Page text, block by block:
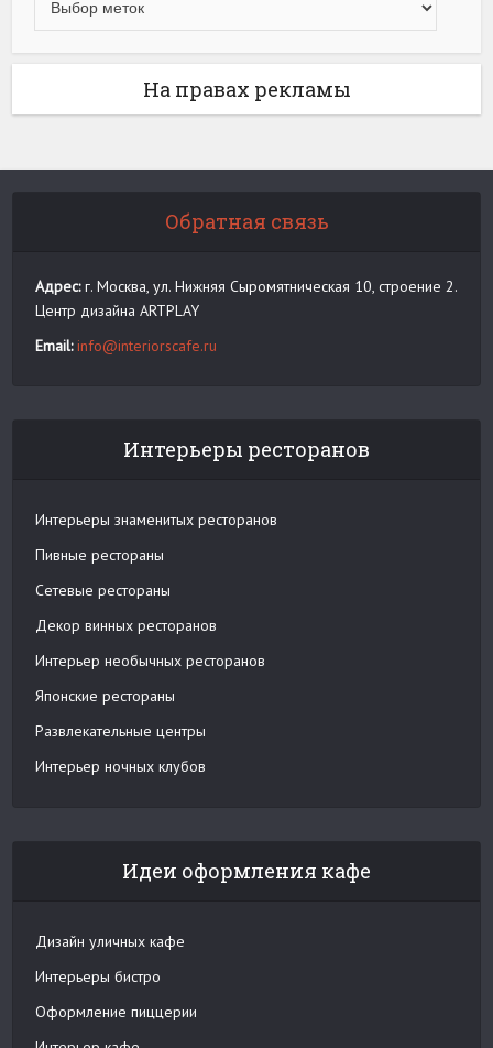
На правах рекламы
Обратная связь
Адрес:г. Москва, ул. Нижняя Сыромятническая 10, строение 2.
Центр дизайна ARTPLAY
Email: info@interiorscafe.ru
Интерьеры ресторанов
Интерьеры знаменитых ресторанов
Пивные рестораны
Сетевые рестораны
Декор винных ресторанов
Интерьер необычных ресторанов
Японские рестораны
Развлекательные центры
Интерьер ночных клубов
Идеи оформления кафе
Дизайн уличных кафе
Интерьеры бистро
Оформление пиццерии